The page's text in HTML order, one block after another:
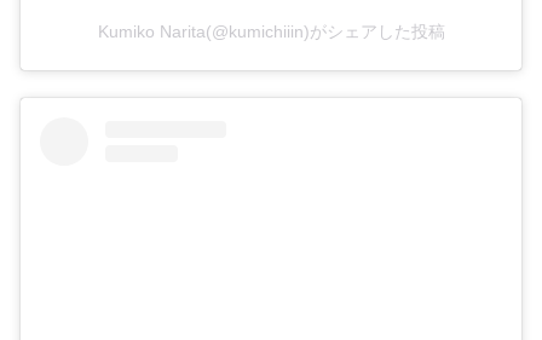
Kumiko Narita(@kumichiiin)がシェアした投稿